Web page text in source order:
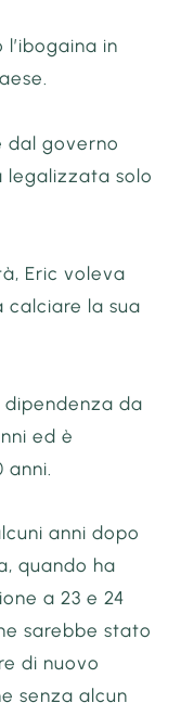
in
dal governo
legalizzata solo
Eric voleva
calciare la sua
da
ed è
anni dopo
quando ha
a 23 e 24
sarebbe stato
di nuovo
senza alcun